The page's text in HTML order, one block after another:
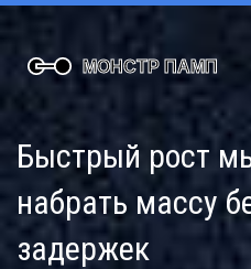
Быстрый рост
набрать массу
задержек